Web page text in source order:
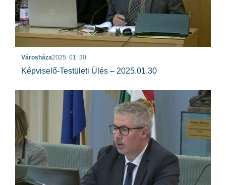
Városháza2025. 01. 30.
Képviselő-Testületi Ülés – 2025.01.30